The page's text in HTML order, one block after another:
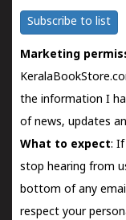
Subscribe to list
Marketing
the information I
of news, updates
What to expect:
stop hearing from
bottom of any
respect your